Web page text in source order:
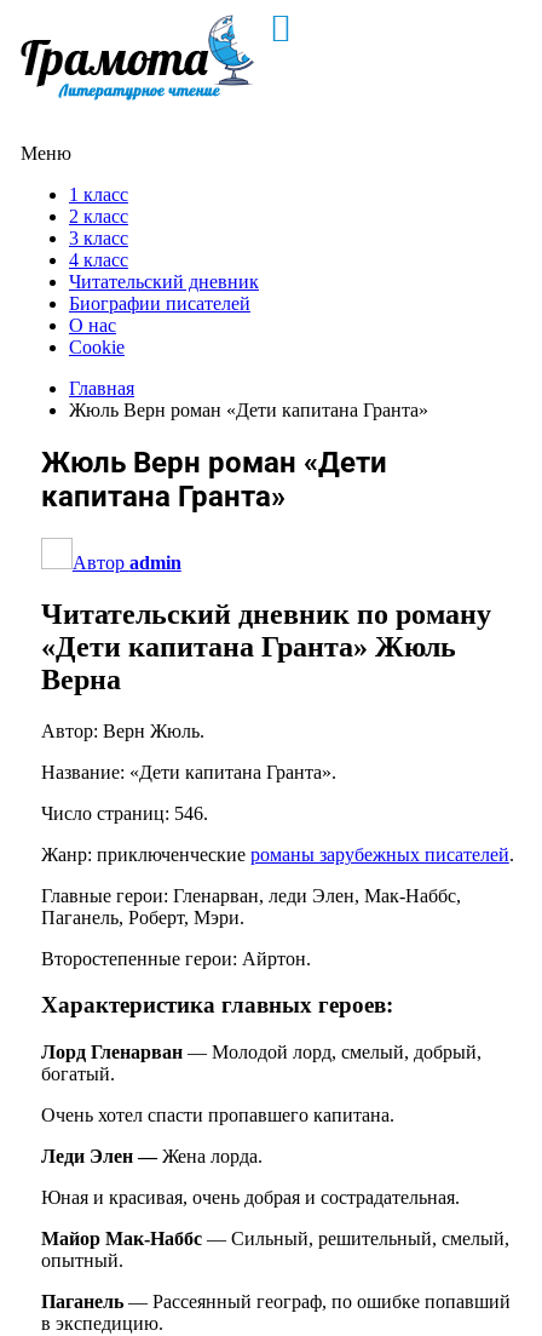
Меню
1 класс
2 класс
3 класс
4 класс
Читательский дневник
Биографии писателей
О нас
Cookie
Главная
Жюль Верн роман «Дети капитана Гранта»
Жюль Верн роман «Дети
капитана Гранта»
Автор admin
Читательский дневник по роману
«Дети капитана Гранта» Жюль
Верна
Автор: Верн Жюль.
Название: «Дети капитана Гранта».
Число страниц: 546.
Жанр: приключенческие романы зарубежных писателей.
Главные герои: Гленарван, леди Элен, Мак-Наббс,
Паганель, Роберт, Мэри.
Второстепенные герои: Айртон.
Характеристика главных героев:
Лорд Гленарван— Молодой лорд, смелый, добрый,
богатый.
Очень хотел спасти пропавшего капитана.
Леди Элен —Жена лорда.
Юная и красивая, очень добрая и сострадательная.
Майор Мак-Наббс— Сильный, решительный, смелый,
опытный.
Паганель— Рассеянный географ, по ошибке попавший
в экспедицию.